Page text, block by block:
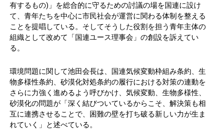
有するもの)」を総合的に守るための討議の場を国連に設け
て、青年たちを中心に市民社会が運営に関わる体制を整える
ことを提唱している。そしてそうした役割を担う青年主体の
組織として改めて「国連ユース理事会」の創設を訴えてい
る。
環境問題に関して池田会長は、国連気候変動枠組み条約、生
物多様性条約、砂漠化対処条約の履行における対策の連動を
さらに力強く進めるよう呼びかけ、気候変動、生物多様性、
砂漠化の問題が「深く結びついているからこそ、解決策も相
互に連携させることで、困難の壁を打ち破る新しい力が生ま
れていく」と述べている。